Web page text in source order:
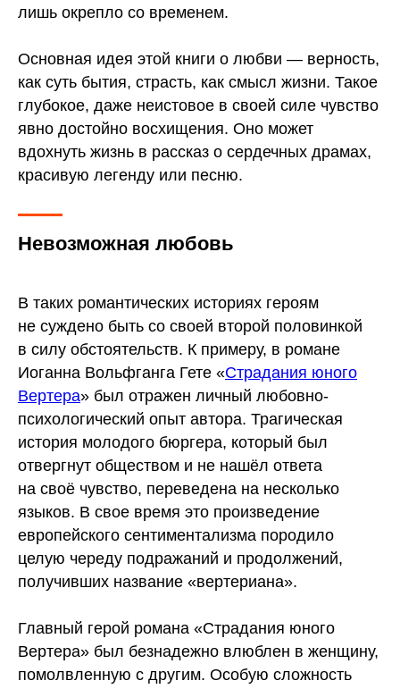
лишь окрепло со временем.
Основная идея этой книги о любви — верность,
как суть бытия, страсть, как смысл жизни. Такое
глубокое, даже неистовое в своей силе чувство
явно достойно восхищения. Оно может
вдохнуть жизнь в рассказ о сердечных драмах,
красивую легенду или песню.
Невозможная любовь
В таких романтических историях героям
не суждено быть со своей второй половинкой
в силу обстоятельств. К примеру, в романе
Иоганна Вольфганга Гете «Страдания юного
Вертера» был отражен личный любовно-
психологический опыт автора. Трагическая
история молодого бюргера, который был
отвергнут обществом и не нашёл ответа
на своё чувство, переведена на несколько
языков. В свое время это произведение
европейского сентиментализма породило
целую череду подражаний и продолжений,
получивших название «вертериана».
Главный герой романа «Страдания юного
Вертера» был безнадежно влюблен в женщину,
помолвленную с другим. Особую сложность